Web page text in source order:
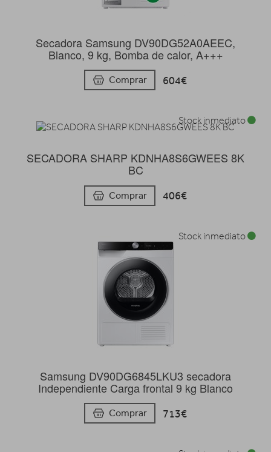
Secadora Samsung DV90DG52A0AEEC,
Blanco, 9 kg, Bomba de calor, A+++
Comprar 604€
SECADORA SHARP KDNHA8S6GWEES 8K
BC
Comprar 406€
Stock inmediato
Samsung DV90DG6845LKU3 secadora
Independiente Carga frontal 9 kg Blanco
Comprar 713€
Stock inmediato